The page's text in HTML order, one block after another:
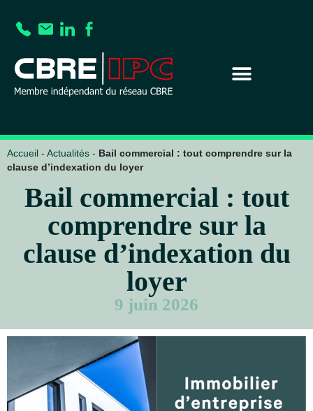
Accueil - Actualités - Bail commercial : tout comprendre sur la
clause d’indexation du loyer
Bail commercial : tout
comprendre sur la
clause d’indexation du
loyer
9 juin 2026